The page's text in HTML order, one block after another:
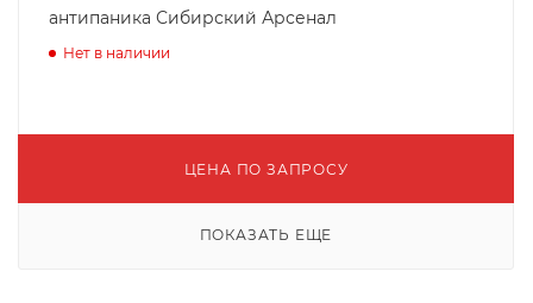
антипаника Сибирский Арсенал
Нет в наличии
ЦЕНА ПО ЗАПРОСУ
ПОКАЗАТЬ ЕЩЕ